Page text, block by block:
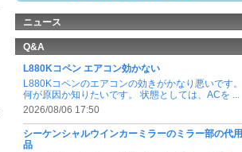
ニュース
Q&A
L880Kコペン エアコン効かない
L880Kコペンのエアコンの効きがかなり悪いです。
何が原因か知りたいです。 状態としては、ACを ...
2026/08/06 17:50
シーケンシャルウインカーミラーのミラー部の代用
品